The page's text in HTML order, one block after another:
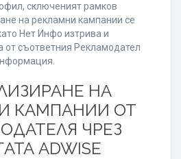
сключеният рамков
на рекламни кампании се
Нет Инфо изтрива и
от съответния Рекламодател
НА
КАМПАНИИ ОТ
ЧРЕЗ
ADWISE